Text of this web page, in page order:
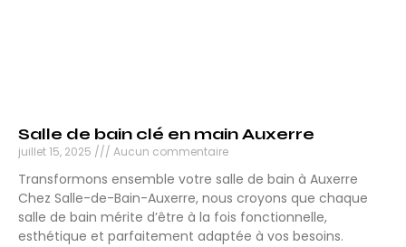
Salle de bain clé en main Auxerre
juillet 15, 2025 Aucun commentaire
Transformons ensemble votre salle de bain à Auxerre
Chez Salle-de-Bain-Auxerre, nous croyons que chaque
salle de bain mérite d’être à la fois fonctionnelle,
esthétique et parfaitement adaptée à vos besoins.